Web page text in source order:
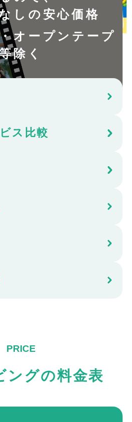
しの安心価格
オープンテープ
除く
（土）〜2026年8月28日
（金）
ス比較
ングの料金表